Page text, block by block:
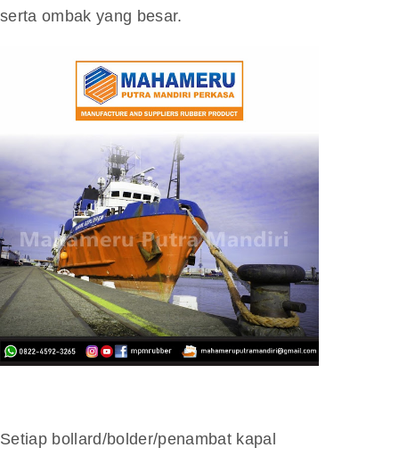
serta ombak yang besar.
Setiap bollard/bolder/penambat kapal